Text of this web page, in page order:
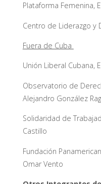
Plataforma Femenina,
Centro de Liderazgo y
Fuera de Cuba
Unión Liberal Cubana,
Observatorio de
Alejandro González
Solidaridad de
Castillo
Fundación
Omar Vento